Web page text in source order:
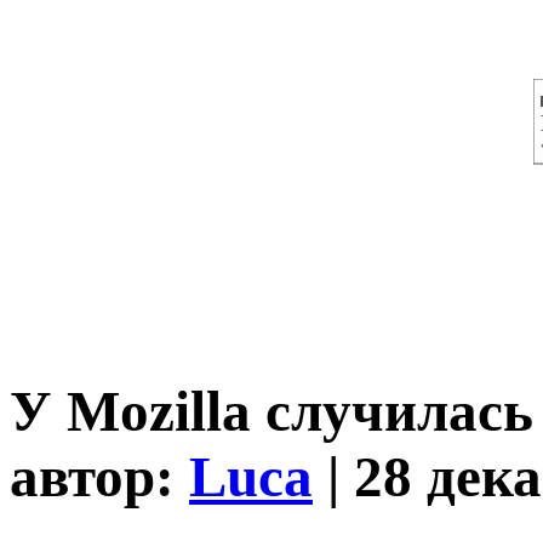
У Mozilla
автор: Luca | 28